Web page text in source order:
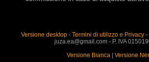
Versione desktop- Termini di utilizzo e Privacy-
juza.ea@gmail.com - P. IVA
Versione Bianca | Versione